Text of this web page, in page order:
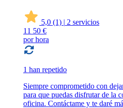
5,0 (1) | 2 servicios
11 50 €
por hora
1 han repetido
Siempre comprometido con
para que puedas disfrutar de la
oficina. Contáctame y te daré